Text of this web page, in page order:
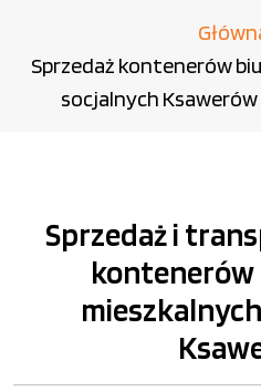
Sprzedaż kontenerów
socjalnych
Sprzedaż i